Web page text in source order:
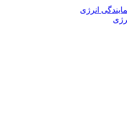
انرژی